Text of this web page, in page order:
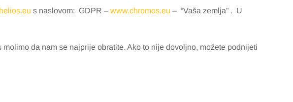
s naslovom: GDPR – www.chromos.eu – “Vaša zemlja” . U
da nam se najprije obratite. Ako to nije dovoljno, možete podnijeti